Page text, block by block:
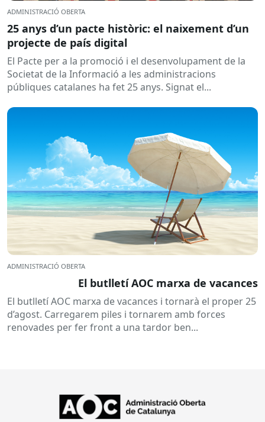
ADMINISTRACIÓ OBERTA
25 anys d’un pacte històric: el naixement d’un
projecte de país digital
El Pacte per a la promoció i el desenvolupament de la
Societat de la Informació a les administracions
públiques catalanes ha fet 25 anys. Signat el...
ADMINISTRACIÓ OBERTA
El butlletí AOC marxa de vacances
El butlletí AOC marxa de vacances i tornarà el proper 25
d’agost. Carregarem piles i tornarem amb forces
renovades per fer front a una tardor ben...